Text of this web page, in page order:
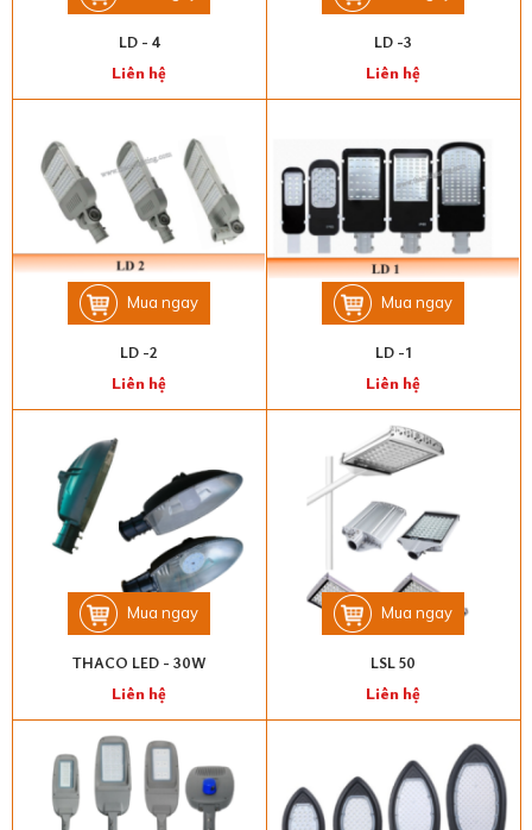
LD - 4
Liên hệ
LD -3
Liên hệ
Mua ngay
LD -2
Liên hệ
Mua ngay
LD -1
Liên hệ
Mua ngay
THACO LED - 30W
Liên hệ
Mua ngay
LSL 50
Liên hệ